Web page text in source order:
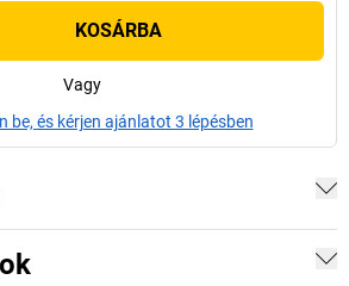
KOSÁRBA
Vagy
be, és kérjen ajánlatot 3 lépésben